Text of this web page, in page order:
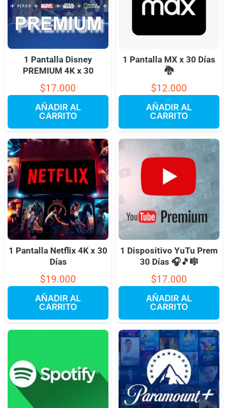
1 Pantalla Disney
PREMIUM 4K x 30
$17.000
AÑADIR AL
CARRITO
1 Pantalla MX x 30 Días
🐉
$12.000
AÑADIR AL
CARRITO
1 Pantalla Netflix 4K x 30
Días
$19.000
AÑADIR AL
CARRITO
1 Dispositivo YuTu Prem
30 Días 🎧🎵🎼
$17.000
AÑADIR AL
CARRITO